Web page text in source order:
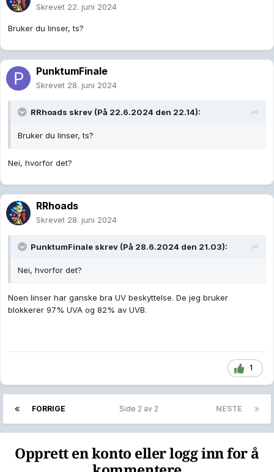
Skrevet 22. juni 2024
Bruker du linser, ts?
PunktumFinale
Skrevet 28. juni 2024
RRhoads skrev (På 22.6.2024 den 22.14):
Bruker du linser, ts?
Nei, hvorfor det?
RRhoads
Skrevet 28. juni 2024
PunktumFinale skrev (På 28.6.2024 den 21.03):
Nei, hvorfor det?
Noen linser har ganske bra UV beskyttelse. De jeg bruker
blokkerer 97% UVA og 82% av UVB.
1
FORRIGE NESTE
Side 2 av 2
Opprett en konto eller logg inn for å